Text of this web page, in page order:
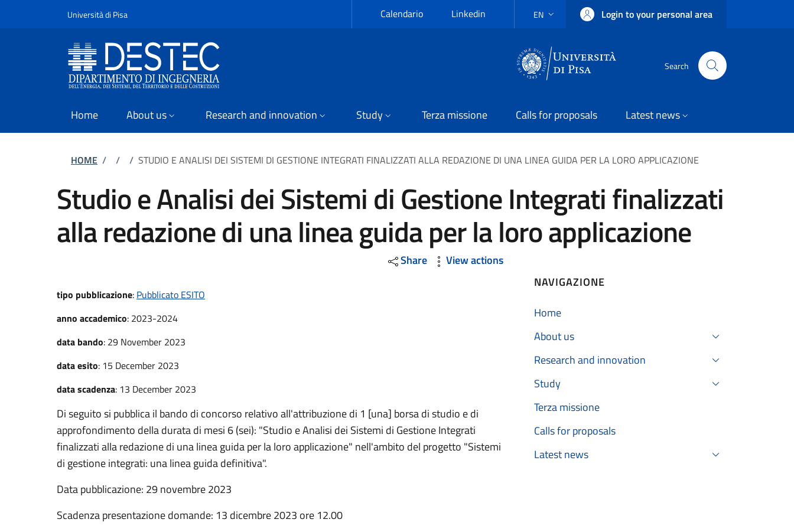
Università di PisaSlim Calendario Linkedin LANGUAGE SWITCHER: CURRENT LANGUAGE
EN
Login to your personal area
Search
Home About us Research and innovation Study Terza missione Calls for proposals Latest news
Breadcrumb
HOME / / / STUDIO E ANALISI DEI SISTEMI DI GESTIONE INTEGRATI FINALIZZATI ALLA REDAZIONE DI UNA LINEA GUIDA PER LA LORO APPLICAZIONE
Studio e Analisi dei Sistemi di Gestione Integrati finalizzati
alla redazione di una linea guida per la loro applicazione
Share View actions
tipo pubblicazione: Pubblicato ESITO
anno accademico: 2023-2024
data bando: 29 November 2023
data esito: 15 December 2023
data scadenza: 13 December 2023
Di seguito si pubblica il bando di concorso relativo all'attribuzione di 1 [una] borsa di studio e di
approfondimento della durata di mesi 6 (sei): "Studio e Analisi dei Sistemi di Gestione Integrati
finalizzati alla redazione di una linea guida per la loro applicazione" nell'ambito del progetto "Sistemi
di gestione integrati: una linea guida definitiva".
Data pubblicazione: 29 novembre 2023
Scadenza presentazione domande: 13 dicembre 2023 ore 12.00
NAVIGAZIONE
Home
About us
Research and innovation
Study
Terza missione
Calls for proposals
Latest news